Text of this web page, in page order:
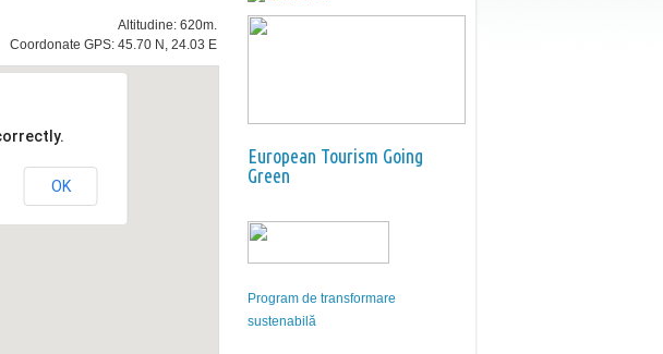
Altitudine: 620m.
Coordonate GPS: 45.70 N, 24.03 E
OK
European Tourism Going
Green
Program de transformare
sustenabilă